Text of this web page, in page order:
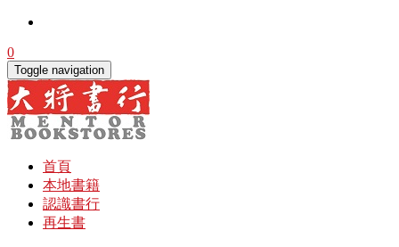
0
Toggle navigation
首頁
本地書籍
認識書行
再生書